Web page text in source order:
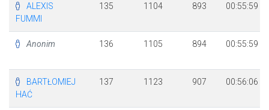
ALEXIS
FUMMI
135 1104 893 00:55:59
Anonim 136 1105 894 00:55:59
BARTŁOMIEJ
HAĆ
137 1123 907 00:56:06